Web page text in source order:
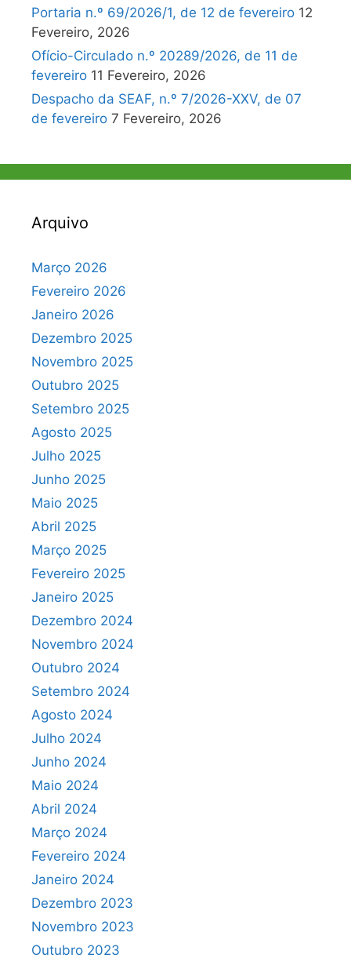
Portaria n.º 69/2026/1, de 12 de fevereiro 12
Fevereiro, 2026
Ofício-Circulado n.º 20289/2026, de 11 de
fevereiro 11 Fevereiro, 2026
Despacho da SEAF, n.º 7/2026-XXV, de 07
de fevereiro 7 Fevereiro, 2026
Arquivo
Março 2026
Fevereiro 2026
Janeiro 2026
Dezembro 2025
Novembro 2025
Outubro 2025
Setembro 2025
Agosto 2025
Julho 2025
Junho 2025
Maio 2025
Abril 2025
Março 2025
Fevereiro 2025
Janeiro 2025
Dezembro 2024
Novembro 2024
Outubro 2024
Setembro 2024
Agosto 2024
Julho 2024
Junho 2024
Maio 2024
Abril 2024
Março 2024
Fevereiro 2024
Janeiro 2024
Dezembro 2023
Novembro 2023
Outubro 2023